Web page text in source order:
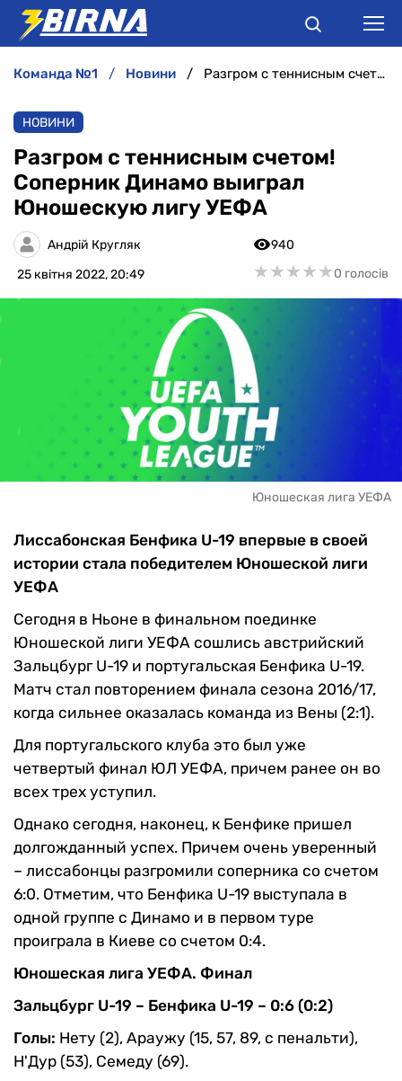
АНАЛІТИКА
ІНТЕРВ'Ю
РІЗНЕ
команда №1 новини Разгром c теннисным счетом! Соперник Динамо выиграл Юношескую лигу УЕФА
НОВИНИ
Разгром c теннисным счетом!
Соперник Динамо выиграл
Юношескую лигу УЕФА
Андрій Кругляк
25 квітня 2022, 20:49
940
★★★★★
★★★★★0 голосів
Юношеская лига УЕФА
Лиссабонская Бенфика U-19 впервые в своей
истории стала победителем Юношеской лиги
УЕФА
Сегодня в Ньоне в финальном поединке
Юношеской лиги УЕФА сошлись австрийский
Зальцбург U-19 и португальская Бенфика U-19.
Матч стал повторением финала сезона 2016/17,
когда сильнее оказалась команда из Вены (2:1).
Для португальского клуба это был уже
четвертый финал ЮЛ УЕФА, причем ранее он во
всех трех уступил.
Однако сегодня, наконец, к Бенфике пришел
долгожданный успех. Причем очень уверенный
– лиссабонцы разгромили соперника со счетом
6:0. Отметим, что Бенфика U-19 выступала в
одной группе с Динамо и в первом туре
проиграла в Киеве со счетом 0:4.
Юношеская лига УЕФА. Финал
Зальцбург U-19 – Бенфика U-19 – 0:6 (0:2)
Голы: Нету (2), Араужу (15, 57, 89, с пенальти),
Н'Дур (53), Семеду (69).